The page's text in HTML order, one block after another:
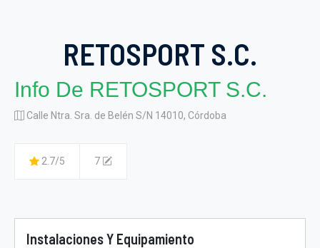
RETOSPORT S.C.
Info De RETOSPORT S.C.
Calle Ntra. Sra. de Belén S/N 14010, Córdoba
2.7/5 7
Instalaciones Y Equipamiento